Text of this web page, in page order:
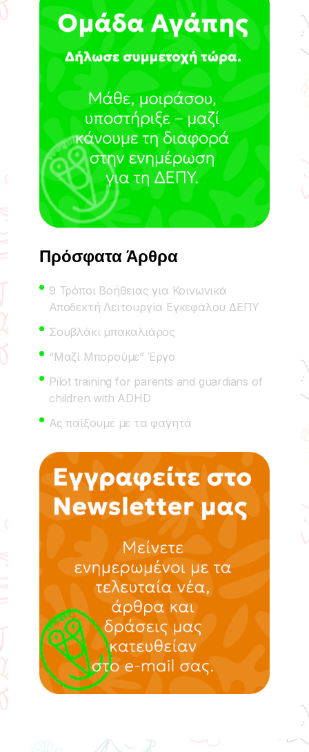
Πρόσφατα Άρθρα
9 Τρόποι Βοήθειας για Κοινωνικά
Αποδεκτή Λειτουργία Εγκεφάλου ΔΕΠΥ
Σουβλάκι μπακαλιάρος
“Μαζί Μπορούμε” Έργο
Pilot training for parents and guardians of
children with ADHD
Ας παίξουμε με τα φαγητά